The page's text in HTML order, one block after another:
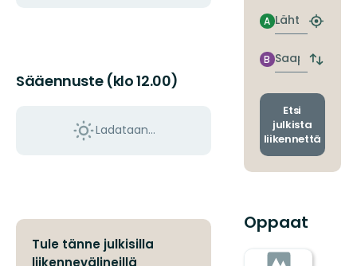
Sääennuste (klo 12.00)
Ladataan…
Tule tänne julkisilla
liikennevälineillä
Lähtö
A
Etsi
pysäkki
Saapuminen
B
Vaihda
ja
Etsi
julkista
liikennettä
Oppaat